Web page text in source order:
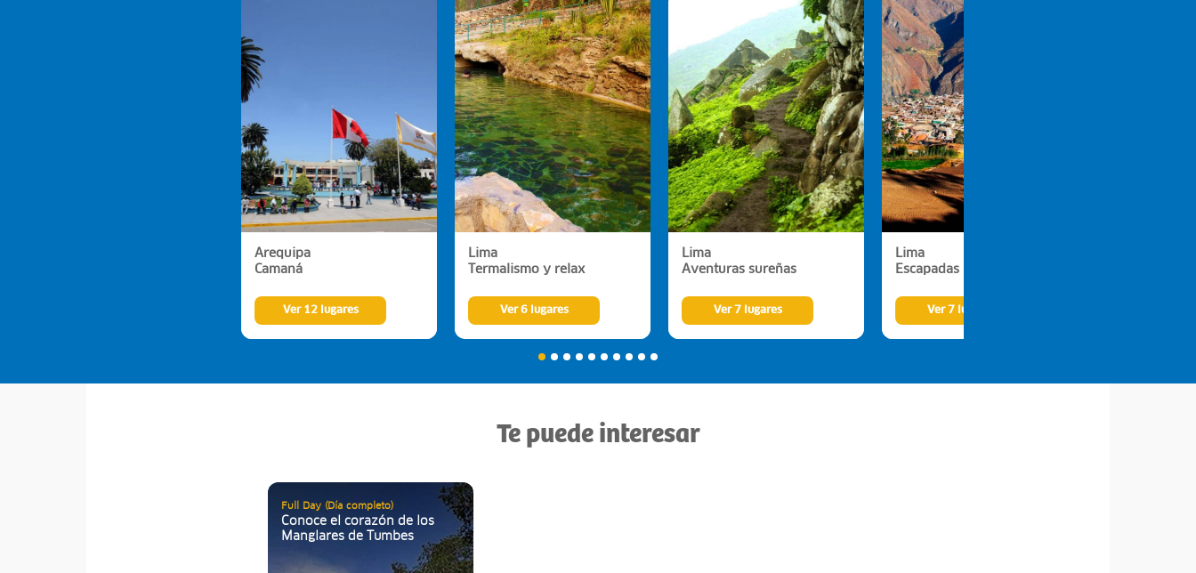
Arequipa
Camaná
Ver 12 lugares
Lima
Termalismo y relax
Ver 6 lugares
Lima
Aventuras sureñas
Ver 7 lugares
Lima
Escapadas rurales
Ver 7 lugares
Te puede interesar
Full Day (Día completo)
Conoce el corazón de los
Manglares de Tumbes